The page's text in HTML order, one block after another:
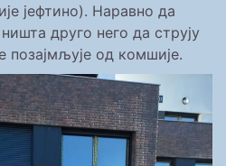
јефтино). Наравно да
друго него да струју
од комшије.